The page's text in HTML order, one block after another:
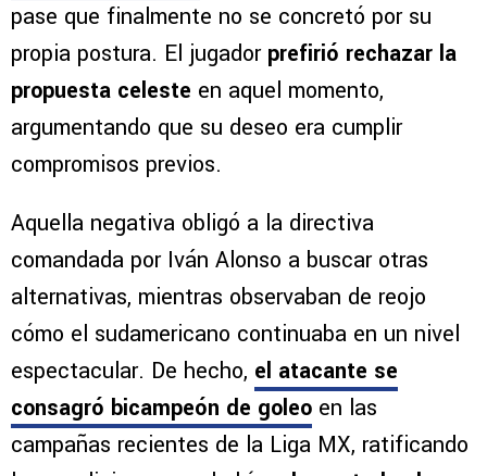
pase que finalmente no se concretó por su
propia postura. El jugadorprefirió rechazar la
propuesta celeste en aquel momento,
argumentando que su deseo era cumplir
compromisos previos.
Aquella negativa obligó a la directiva
comandada por Iván Alonso a buscar otras
alternativas, mientras observaban de reojo
cómo el sudamericano continuaba en un nivel
espectacular. De hecho, el atacante se
consagró bicampeón de goleo en las
campañas recientes de la Liga MX, ratificando